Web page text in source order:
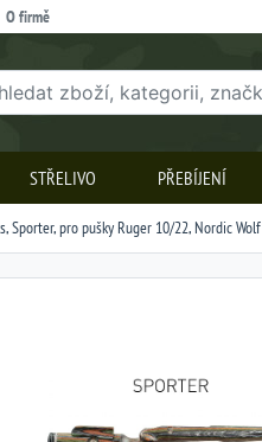
O firmě
STŘELIVO PŘEBÍJENÍ
Sporter, pro pušky Ruger 10/22, Nordic Wolf